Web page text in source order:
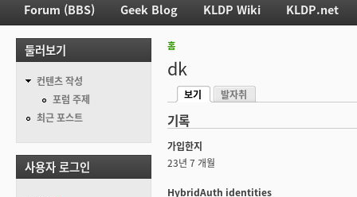
현재 위치
홈
dk
기본탭
보기
발자취
기록
가입한지
23년 7 개월
HybridAuth identities
주 메뉴
Forum (BBS) Geek Blog KLDP Wiki KLDP.net
둘러보기
컨텐츠 작성
포럼 주제
최근 포스트
사용자 로그인